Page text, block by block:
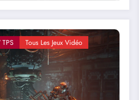
Tous Les Jeux Vidéo